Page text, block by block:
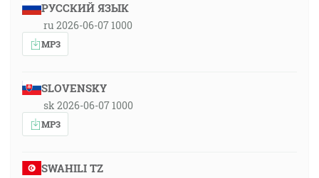
РУССКИЙ ЯЗЫК
ru 2026-06-07 1000
MP3
SLOVENSKY
sk 2026-06-07 1000
MP3
SWAHILI TZ